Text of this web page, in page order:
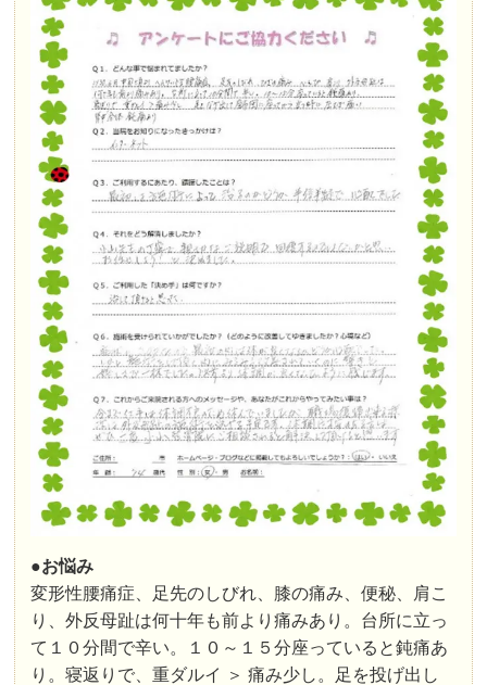
●お悩み
変形性腰痛症、足先のしびれ、膝の痛み、便秘、肩こ
り、外反母趾は何十年も前より痛みあり。台所に立っ
て１０分間で辛い。１０～１５分座っていると鈍痛あ
り。寝返りで、重ダルイ ＞ 痛み少し。足を投げ出し